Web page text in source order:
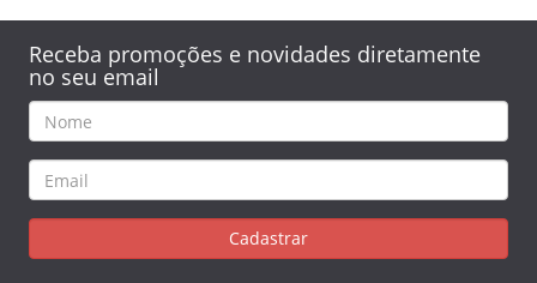
Receba promoções e novidades diretamente
no seu email
Cadastrar